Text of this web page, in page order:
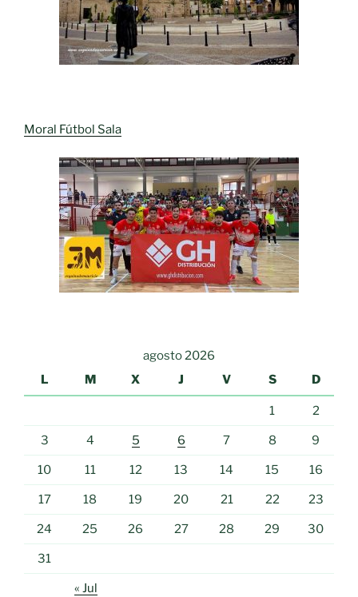
Moral Fútbol Sala
agosto 2026
L
M X J V S D
1 2
3 4 5 6 7 8 9
10 11 12 13 14 15 16
17 18 19 20 21 22 23
24 25 26 27 28 29 30
31
« Jul